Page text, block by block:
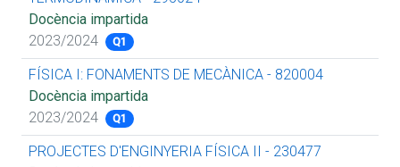
Docència impartida
2023/2024
Q1
FÍSICA I: FONAMENTS DE MECÀNICA - 820004
Docència impartida
2023/2024
Q1
PROJECTES D'ENGINYERIA FÍSICA II - 230477